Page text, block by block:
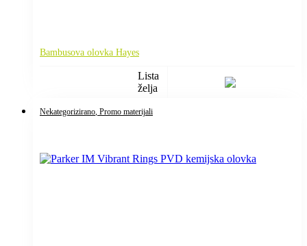
Bambusova olovka Hayes
Lista
želja
Nekategorizirano , Promo materijali